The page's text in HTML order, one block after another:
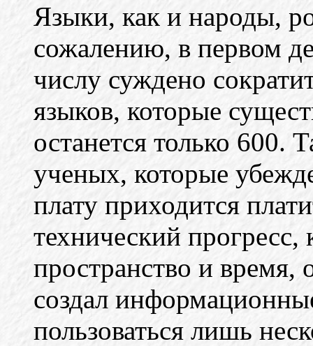
Языки, как и народы,
сожалению, в первом
числу суждено
языков, которые
останется только 600.
ученых, которые
плату приходится
технический
пространство и время,
создал
пользоваться лишь